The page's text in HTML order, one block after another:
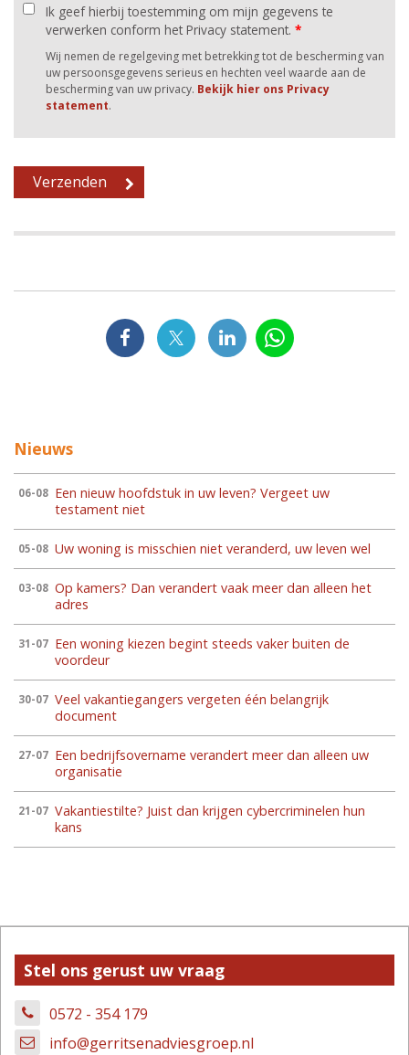
Ik geef hierbij toestemming om mijn gegevens te
verwerken conform het Privacy statement. *
Wij nemen de regelgeving met betrekking tot de bescherming van
uw persoonsgegevens serieus en hechten veel waarde aan de
bescherming van uw privacy. Bekijk hier ons Privacy
statement.
Nieuws
06-08 Een nieuw hoofdstuk in uw leven? Vergeet uw
testament niet
05-08 Uw woning is misschien niet veranderd, uw leven wel
03-08 Op kamers? Dan verandert vaak meer dan alleen het
adres
31-07 Een woning kiezen begint steeds vaker buiten de
voordeur
30-07 Veel vakantiegangers vergeten één belangrijk
document
27-07 Een bedrijfsovername verandert meer dan alleen uw
organisatie
21-07 Vakantiestilte? Juist dan krijgen cybercriminelen hun
kans
Stel ons gerust uw vraag
0572 - 354 179
info@gerritsenadviesgroep.nl